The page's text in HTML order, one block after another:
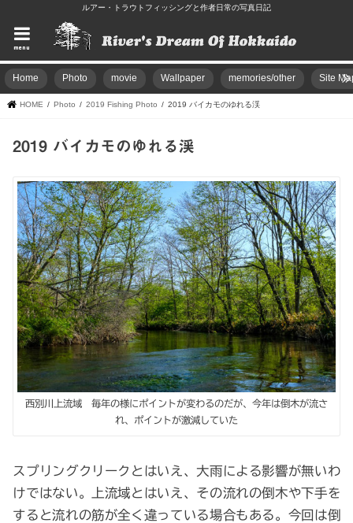
ルアー・トラウトフィッシングと作者日常の写真日記
menu
Home Photo movie Wallpaper memories/other Site
HOME Photo 2019 Fishing Photo 2019 バイカモのゆれる渓
2019 バイカモのゆれる渓
西別川上流域 毎年の様にポイントが変わるのだが、今年は倒木が流さ
れ、ポイントが激減していた
スプリングクリークとはいえ、大雨による影響が無いわ
けではない。上流域とはいえ、その流れの倒木や下手を
すると流れの筋が全く違っている場合もある。今回は倒